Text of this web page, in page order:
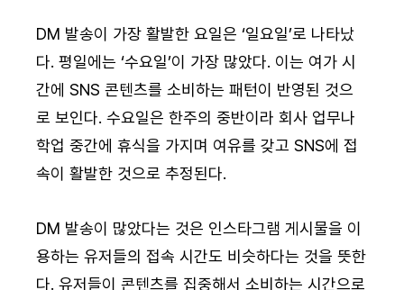
DM 발송이 가장 활발한 요일은 ‘일요일’로 나타났
다. 평일에는 ‘수요일’이 가장 많았다. 이는 여가 시
간에 SNS 콘텐츠를 소비하는 패턴이 반영된 것으
로 보인다. 수요일은 한주의 중반이라 회사 업무나
학업 중간에 휴식을 가지며 여유를 갖고 SNS에 접
속이 활발한 것으로 추정된다.
DM 발송이 많았다는 것은 인스타그램 게시물을 이
용하는 유저들의 접속 시간도 비슷하다는 것을 뜻한
다. 유저들이 콘텐츠를 집중해서 소비하는 시간으로